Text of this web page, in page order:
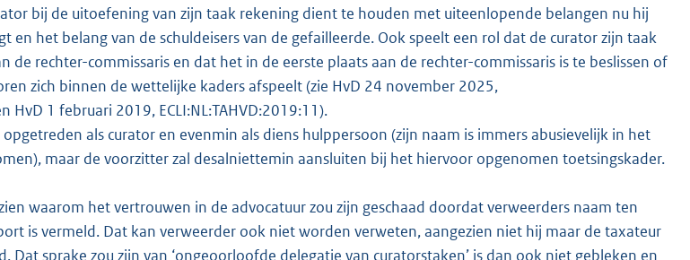
bij de uitoefening van zijn taak rekening dient te houden met uiteenlopende belangen nu hij
en het belang van de schuldeisers van de gefailleerde. Ook speelt een rol dat de curator zijn taak
de rechter-commissaris en dat het in de eerste plaats aan de rechter-commissaris is te beslissen of
zich binnen de wettelijke kaders afspeelt (zie HvD 24 november 2025,
HvD 1 februari 2019, ECLI:NL:TAHVD:2019:11).
als curator en evenmin als diens hulppersoon (zijn naam is immers abusievelijk in het
maar de voorzitter zal desalniettemin aansluiten bij het hiervoor opgenomen toetsingskader.
waarom het vertrouwen in de advocatuur zou zijn geschaad doordat verweerders naam ten
is vermeld. Dat kan verweerder ook niet worden verweten, aangezien niet hij maar de taxateur
Dat sprake zou zijn van ‘ongeoorloofde delegatie van curatorstaken’ is dan ook niet gebleken en